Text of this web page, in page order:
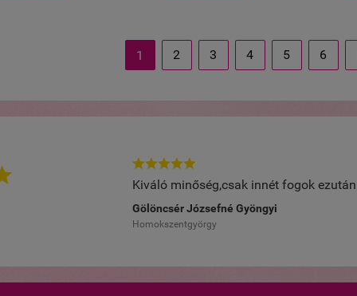
1 2 3 4 5 6

Kiváló minőség,csak innét fogok
Gölöncsér Józsefné Gyöngyi
Homokszentgyörgy